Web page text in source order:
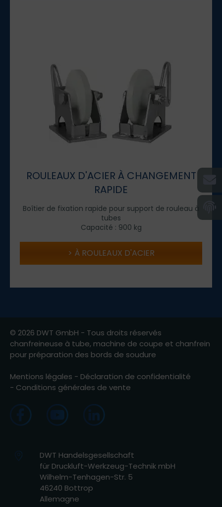
ROULEAUX D'ACIER À CHANGEMENT
RAPIDE
Boîtier de fixation rapide pour support de rouleau à
tubes
Capacité : 900 kg
À ROULEAUX D'ACIER
© 2026 DWT GmbH - Tous droits réservés
chanfreineuse à tube, machine de coupe et chanfrein
pour préparation des bords de soudure
Mentions légales - Déclaration de confidentialité
- Conditions générales de vente
DWT Handelsgesellschaft
für Druckluft-Werkzeug-Technik mbH
Wilhelm-Tenhagen-Str. 5
46240 Bottrop
Allemagne